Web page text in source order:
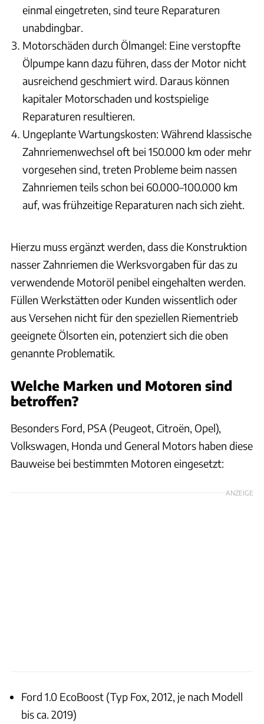
einmal eingetreten, sind teure Reparaturen
unabdingbar.
Motorschäden durch Ölmangel: Eine verstopfte
Ölpumpe kann dazu führen, dass der Motor nicht
ausreichend geschmiert wird. Daraus können
kapitaler Motorschaden und kostspielige
Reparaturen resultieren.
Ungeplante Wartungskosten: Während klassische
Zahnriemenwechsel oft bei 150.000 km oder mehr
vorgesehen sind, treten Probleme beim nassen
Zahnriemen teils schon bei 60.000–100.000 km
auf, was frühzeitige Reparaturen nach sich zieht.
Hierzu muss ergänzt werden, dass die Konstruktion
nasser Zahnriemen die Werksvorgaben für das zu
verwendende Motoröl penibel eingehalten werden.
Füllen Werkstätten oder Kunden wissentlich oder
aus Versehen nicht für den speziellen Riementrieb
geeignete Ölsorten ein, potenziert sich die oben
genannte Problematik.
Welche Marken und Motoren sind
betroffen?
Besonders Ford, PSA (Peugeot, Citroën, Opel),
Volkswagen, Honda und General Motors haben diese
Bauweise bei bestimmten Motoren eingesetzt:
ANZEIGE
Ford 1.0 EcoBoost (Typ Fox, 2012, je nach Modell
bis ca. 2019)